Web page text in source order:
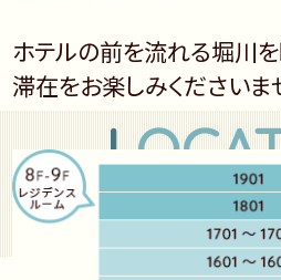
ホテルの前を流れる堀川
滞在をお楽しみくださいま
L
立地に